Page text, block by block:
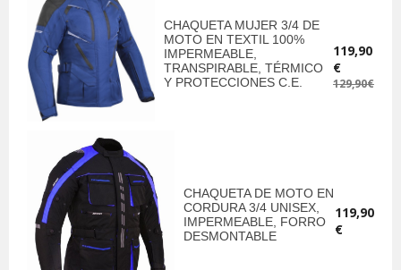
CHAQUETA MUJER 3/4 DE
MOTO EN TEXTIL 100%
IMPERMEABLE,
TRANSPIRABLE, TÉRMICO
Y PROTECCIONES C.E.
119,90
€
129,90€
CHAQUETA DE MOTO EN
CORDURA 3/4 UNISEX,
IMPERMEABLE, FORRO
DESMONTABLE
119,90
€